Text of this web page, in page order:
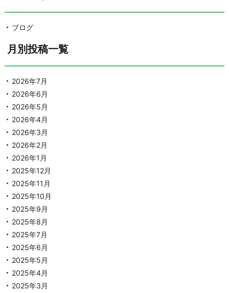
ブログ
月別投稿一覧
2026年7月
2026年6月
2026年5月
2026年4月
2026年3月
2026年2月
2026年1月
2025年12月
2025年11月
2025年10月
2025年9月
2025年8月
2025年7月
2025年6月
2025年5月
2025年4月
2025年3月